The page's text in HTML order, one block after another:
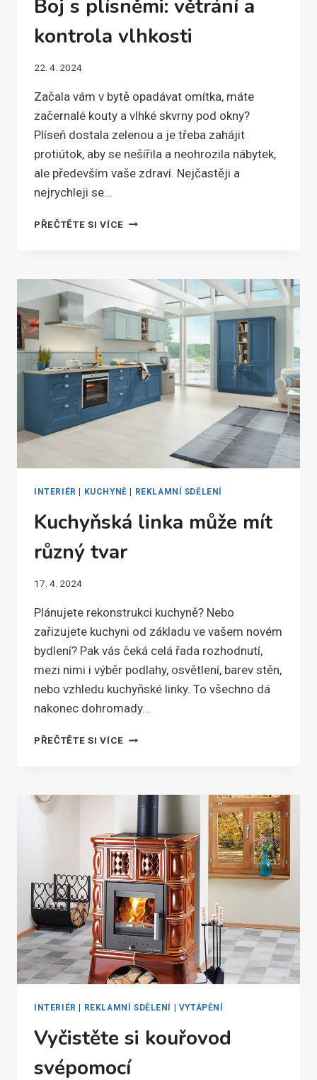
Boj s plísněmi: větrání a
kontrola vlhkosti
22. 4. 2024
Začala vám v bytě opadávat omítka, máte
začernalé kouty a vlhké skvrny pod okny?
Plíseň dostala zelenou a je třeba zahájit
protiútok, aby se nešířila a neohrozila nábytek,
ale především vaše zdraví. Nejčastěji a
nejrychleji se…
PŘEČTĚTE SI VÍCEBOJ
KONTROLA
VLHKOSTI
INTERIÉR KUCHYNĚ REKLAMNÍ SDĚLENÍ
Kuchyňská linka může mít
různý tvar
17. 4. 2024
Plánujete rekonstrukci kuchyně? Nebo
zařizujete kuchyni od základu ve vašem novém
bydlení? Pak vás čeká celá řada rozhodnutí,
mezi nimi i výběr podlahy, osvětlení, barev stěn,
nebo vzhledu kuchyňské linky. To všechno dá
nakonec dohromady…
PŘEČTĚTE SI VÍCEKUCHYŇSKÁ
RŮZNÝ
TVAR
INTERIÉR REKLAMNÍ SDĚLENÍ VYTÁPĚNÍ
Vyčistěte si kouřovod
svépomocí